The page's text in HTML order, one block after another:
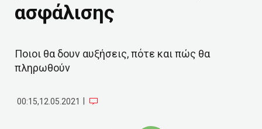
ασφάλισης
Ποιοι θα δουν αυξήσεις, πότε και πώς θα
πληρωθούν
00:15,12.05.2021